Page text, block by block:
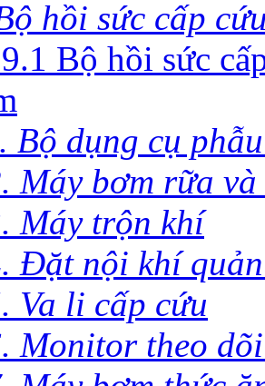
hồi sức cấp
Bộ hồi sức
Bộ dụng cụ
Máy bơm rữa
Máy trộn khí
Đặt nội khí
Va li cấp cứu
Monitor theo